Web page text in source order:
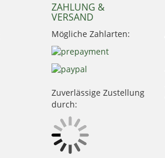
ZAHLUNG &
VERSAND
Mögliche Zahlarten:
Zuverlässige Zustellung
durch: